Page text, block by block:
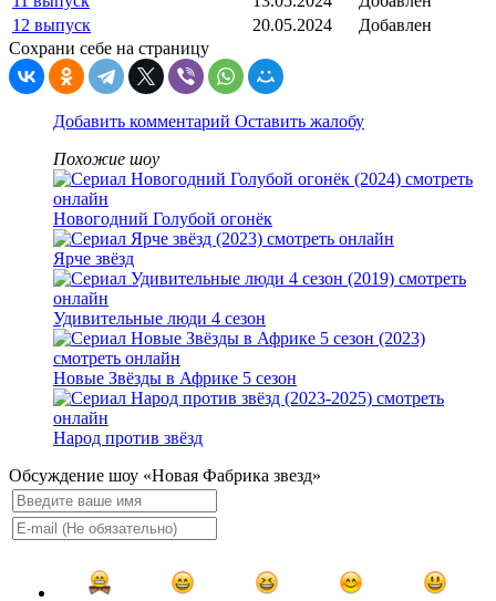
12 выпуск
20.05.2024
Добавлен
Сохрани себе на страницу
Добавить комментарий Оставить жалобу
Похожие шоу
Новогодний Голубой огонёк
Ярче звёзд
Удивительные люди 4 сезон
Новые Звёзды в Африке 5 сезон
Народ против звёзд
Обсуждение шоу «Новая Фабрика звезд»